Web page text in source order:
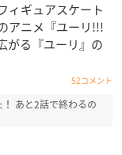
ィギュアスケート
アニメ『ユーリ!!!
がる『ユーリ』の
52コメント
あと2話で終わるの